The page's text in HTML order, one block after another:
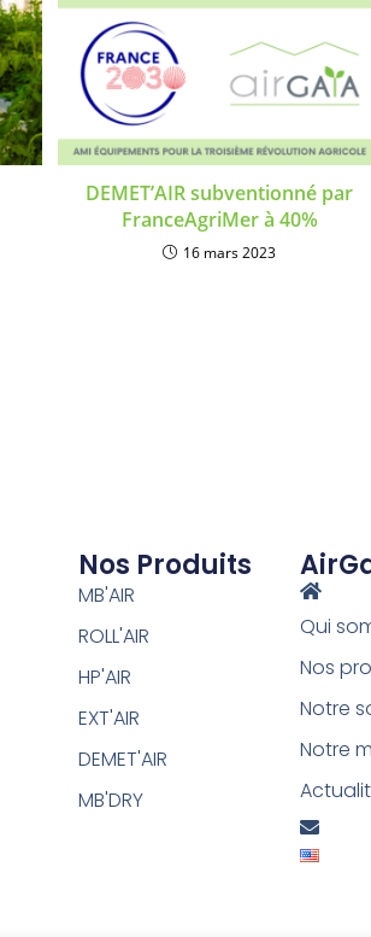
DEMET’AIR subventionné par
FranceAgriMer à 40%
16 mars 2023
Nos Produits
MB'AIR
ROLL'AIR
HP'AIR
EXT'AIR
DEMET'AIR
MB'DRY
Qui
Nos
Notre
Notre